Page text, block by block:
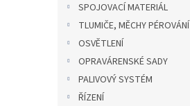
SPOJOVACÍ MATERIÁL
TLUMIČE, MĚCHY PÉROVÁNÍ
OSVĚTLENÍ
OPRAVÁRENSKÉ SADY
PALIVOVÝ SYSTÉM
ŘÍZENÍ